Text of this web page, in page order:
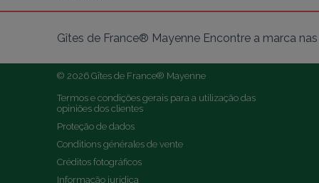
Gîtes de France® Mayenne Encontre a marca
© 2026 Gîtes de France® Mayenne
Termos e condições gerais para a utilização das
opiniões dos clientes
Proteção de dados
Conditions générales de vente
Créditos fotográficos
Informação jurídica